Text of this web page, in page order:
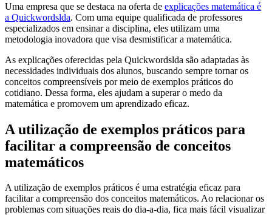
Uma empresa que se destaca na oferta de explicações matemática é
a Quickwordslda. Com uma equipe qualificada de professores
especializados em ensinar a disciplina, eles utilizam uma
metodologia inovadora que visa desmistificar a matemática.
As explicações oferecidas pela Quickwordslda são adaptadas às
necessidades individuais dos alunos, buscando sempre tornar os
conceitos compreensíveis por meio de exemplos práticos do
cotidiano. Dessa forma, eles ajudam a superar o medo da
matemática e promovem um aprendizado eficaz.
A utilização de exemplos práticos para
facilitar a compreensão de conceitos
matemáticos
A utilização de exemplos práticos é uma estratégia eficaz para
facilitar a compreensão dos conceitos matemáticos. Ao relacionar os
problemas com situações reais do dia-a-dia, fica mais fácil visualizar